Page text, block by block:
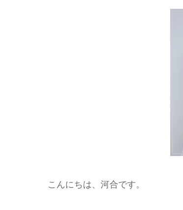
こんにちは、河合です。